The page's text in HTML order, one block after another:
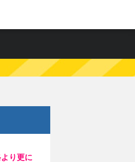
り更に